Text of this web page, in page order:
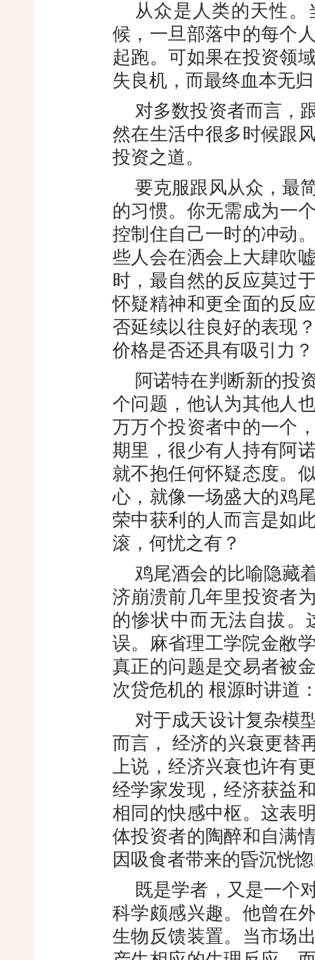
从众是人类的天性
候，一旦部落中的每个
起跑。可如果在投资领
失良机，而最终血本无
对多数投资者而言，
然在生活中很多时候跟
投资之道。
要克服跟风从众，最
的习惯。你无需成为一
控制住自己一时的冲动
些人会在洒会上大肆吹
时，最自然的反应莫过
怀疑精神和更全面的反
否延续以往良好的表现
价格是否还具有吸引力？
阿诺特在判断新的投
个问题，他认为其他人
万万个投资者中的一个
期里，很少有人持有阿
就不抱任何怀疑态度。
心，就像一场盛大的鸡
荣中获利的人而言是如
滚，何忧之有？
鸡尾酒会的比喻隐藏
济崩溃前几年里投资者
的惨状中而无法自拔。
误。麻省理工学院金敝
真正的问题是交易者被
次贷危机的 根源时讲道
对于成天设计复杂模
而言， 经济的兴衰更替
上说，经济兴衰也许有
经学家发现，经济获益
相同的快感中枢。这表
体投资者的陶醉和自满
因吸食者带来的昏沉恍
既是学者，又是一个
科学颇感兴趣。他曾在
生物反馈装置。当市场